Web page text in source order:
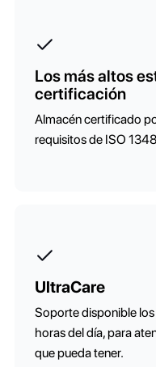
Los más altos
certificación
Almacén certificado
requisitos de ISO
UltraCare
Soporte disponible los
horas del día, para
que pueda tener.